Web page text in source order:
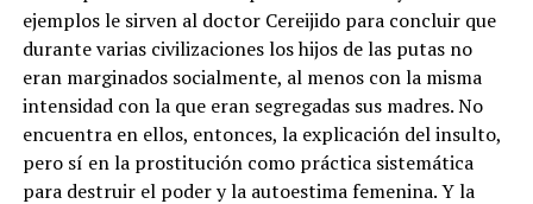
ejemplos le sirven al doctor Cereijido para concluir que
durante varias civilizaciones los hijos de las putas no
eran marginados socialmente, al menos con la misma
intensidad con la que eran segregadas sus madres. No
encuentra en ellos, entonces, la explicación del insulto,
pero sí en la prostitución como práctica sistemática
para destruir el poder y la autoestima femenina. Y la